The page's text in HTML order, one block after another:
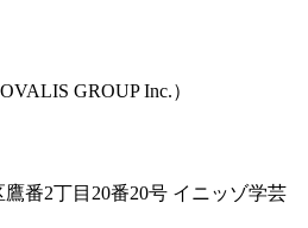
GROUP Inc.）
鷹番2丁目20番20号 イニッゾ学芸